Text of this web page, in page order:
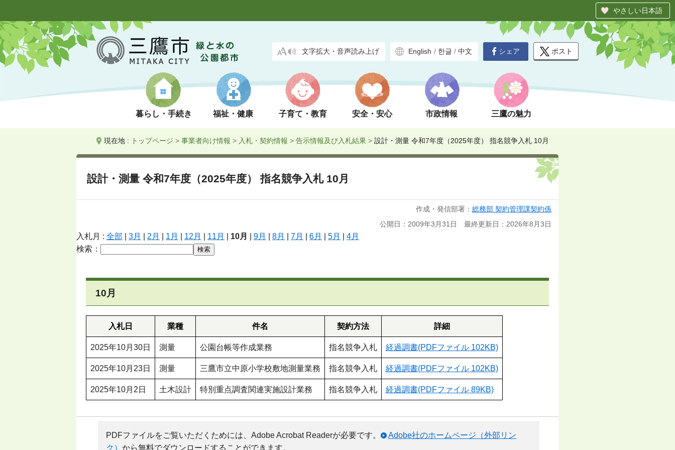
やさしい日本語
文字拡大・音声読み上げ English / 한글 / 中文
暮らし・手続き 福祉・健康 子育て・教育 安全・安心 市政情報 三鷹の魅力
シェア ポスト
現在地 : トップページ > 事業者向け情報 > 入札・契約情報 > 告示情報及び入札結果 > 設計・測量 令和7年度（2025年度） 指名競争入札 10月
設計・測量 令和7年度（2025年度） 指名競争入札 10月
作成・発信部署： 総務部 契約管理課契約係
公開日：2009年3月31日 最終更新日：2026年8月3日
入札月 : 全部 3月 2月 1月 12月 11月 10月 9月 8月 7月 6月 5月
4月
検索：
10月
入札日 業種 件名 契約方法 詳細
2025年10月30日 測量 公園台帳等作成業務 指名競争入札 経過調書(PDFファイル 102KB)
2025年10月23日 測量 三鷹市立中原小学校敷地測量業務 指名競争入札 経過調書(PDFファイル 102KB)
2025年10月2日 土木設計 特別重点調査関連実施設計業務 指名競争入札 経過調書(PDFファイル 89KB)
PDFファイルをご覧いただくためには、Adobe Acrobat Readerが必要です。
Adobe社のホームページ（外部リン
ク）から無料でダウンロードすることができます。